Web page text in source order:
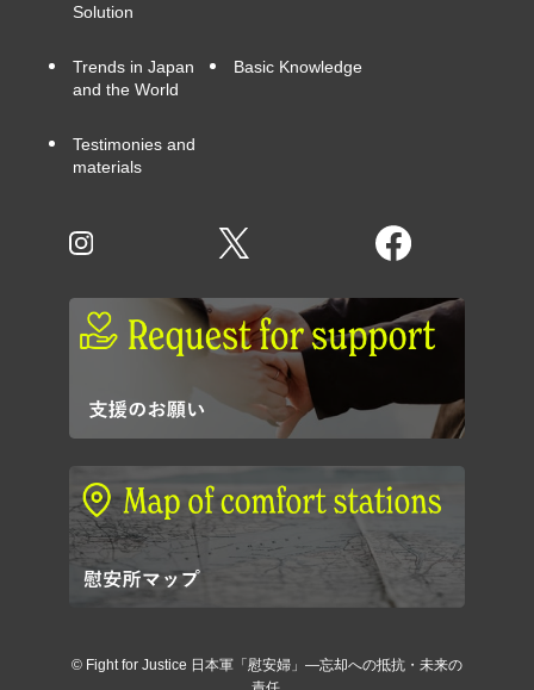
Solution
Trends in Japan
and the World
Basic Knowledge
Testimonies and
materials
© Fight for Justice 日本軍「慰安婦」―忘却への抵抗・未来の